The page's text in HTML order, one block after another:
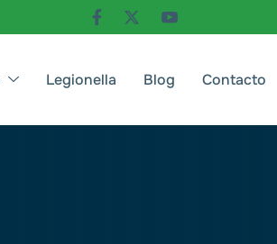
Legionella Blog Contacto